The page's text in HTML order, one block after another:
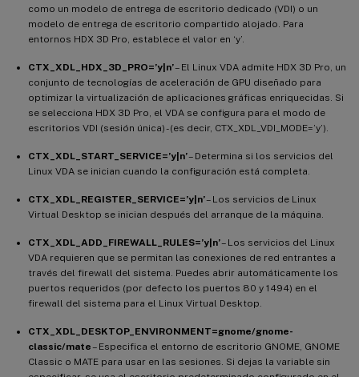
como un modelo de entrega de escritorio dedicado (VDI) o un
modelo de entrega de escritorio compartido alojado. Para
entornos HDX 3D Pro, establece el valor en ‘y’.
CTX_XDL_HDX_3D_PRO=’y|n’– El Linux VDA admite HDX 3D Pro, un
conjunto de tecnologías de aceleración de GPU diseñado para
optimizar la virtualización de aplicaciones gráficas enriquecidas. Si
se selecciona HDX 3D Pro, el VDA se configura para el modo de
escritorios VDI (sesión única) - (es decir, CTX_XDL_VDI_MODE=’y’).
CTX_XDL_START_SERVICE=’y|n’– Determina si los servicios del
Linux VDA se inician cuando la configuración está completa.
CTX_XDL_REGISTER_SERVICE=’y|n’– Los servicios de Linux
Virtual Desktop se inician después del arranque de la máquina.
CTX_XDL_ADD_FIREWALL_RULES=’y|n’– Los servicios del Linux
VDA requieren que se permitan las conexiones de red entrantes a
través del firewall del sistema. Puedes abrir automáticamente los
puertos requeridos (por defecto los puertos 80 y 1494) en el
firewall del sistema para el Linux Virtual Desktop.
CTX_XDL_DESKTOP_ENVIRONMENT=gnome/gnome-
classic/mate– Especifica el entorno de escritorio GNOME, GNOME
Classic o MATE para usar en las sesiones. Si dejas la variable sin